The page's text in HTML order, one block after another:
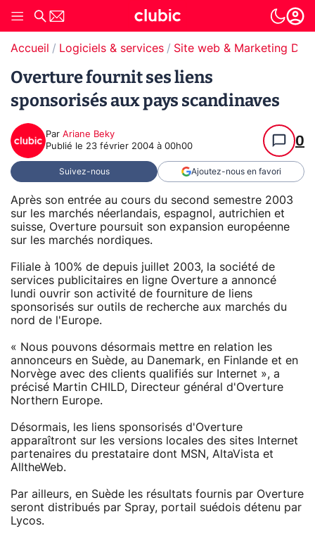
Accueil Logiciels & services Site web & Marketing
Overture fournit ses liens
sponsorisés aux pays scandinaves
Par Ariane Beky
Publié le 23 février 2004 à 00h00 0
Suivez-nous Ajoutez-nous en favori
Après son entrée au cours du second semestre 2003
sur les marchés néerlandais, espagnol, autrichien et
suisse, Overture poursuit son expansion européenne
sur les marchés nordiques.
Filiale à 100% de depuis juillet 2003, la société de
services publicitaires en ligne Overture a annoncé
lundi ouvrir son activité de fourniture de liens
sponsorisés sur outils de recherche aux marchés du
nord de l'Europe.
« Nous pouvons désormais mettre en relation les
annonceurs en Suède, au Danemark, en Finlande et en
Norvège avec des clients qualifiés sur Internet », a
précisé Martin CHILD, Directeur général d'Overture
Northern Europe.
Désormais, les liens sponsorisés d'Overture
apparaîtront sur les versions locales des sites Internet
partenaires du prestataire dont MSN, AltaVista et
AlltheWeb.
Par ailleurs, en Suède les résultats fournis par Overture
seront distribués par Spray, portail suédois détenu par
Lycos.